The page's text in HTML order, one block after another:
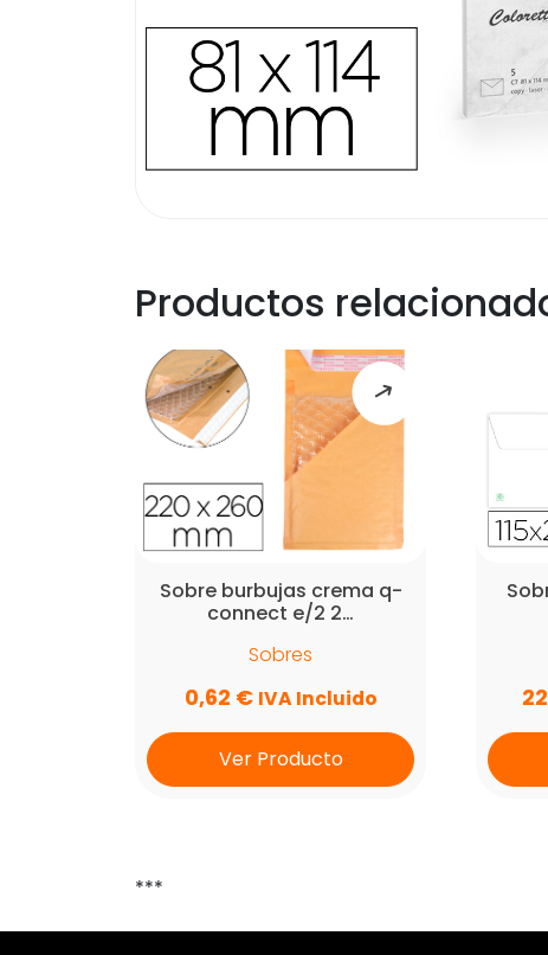
Productos
Sobre burbujas crema q-
connect e/2 2…
Sobres
0,62 € IVA Incluido
Ver Producto
***